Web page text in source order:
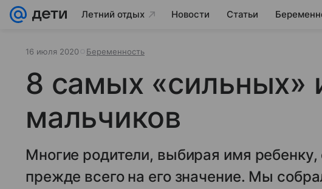
Летний отдых Новости Статьи
16 июля 2020 Беременность
8 самых «сильных»
мальчиков
Многие родители, выбирая имя
прежде всего на его значение. Мы